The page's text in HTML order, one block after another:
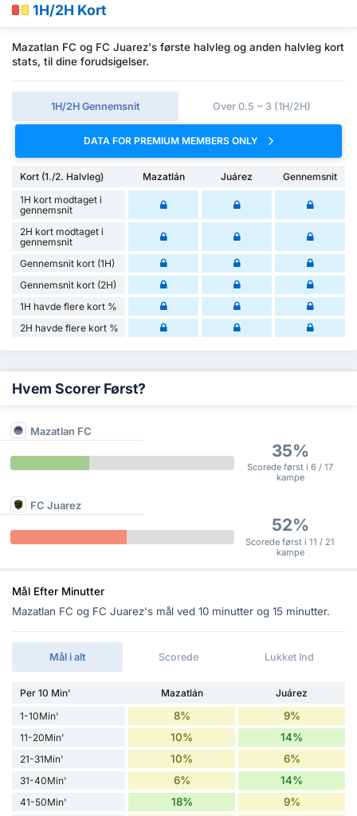
1H/2H Kort
Mazatlan FC og FC Juarez's første halvleg og anden halvleg kort
stats, til dine forudsigelser.
1H/2H Gennemsnit Over 0.5 ~ 3 (1H/2H)
DATA FOR PREMIUM MEMBERS ONLY
Kort (1./2. Halvleg) Mazatlán Juárez
Gennemsnit
1H kort modtaget i
gennemsnit
2H kort modtaget i
gennemsnit
Gennemsnit kort (1H)
Gennemsnit kort (2H)
1H havde flere kort %
2H havde flere kort %
Hvem Scorer Først?
Mazatlan FC
35%
Scorede først i 6 / 17
kampe
FC Juarez
52%
Scorede først i 11 / 21
kampe
Mål Efter Minutter
Mazatlan FC og FC Juarez's mål ved 10 minutter og 15 minutter.
Mål i alt Scorede Lukket Ind
Per 10 Min' Mazatlán
Juárez
1-10Min'
8% 9%
11-20Min' 10% 14%
21-31Min' 10% 6%
31-40Min' 6% 14%
41-50Min' 18% 9%